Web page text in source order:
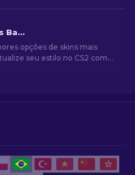
Melhores Skins Baratas no CS2 [2026]
opções de skins mais
seu estilo no CS2 com